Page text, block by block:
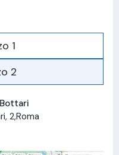
1
2
2,Roma